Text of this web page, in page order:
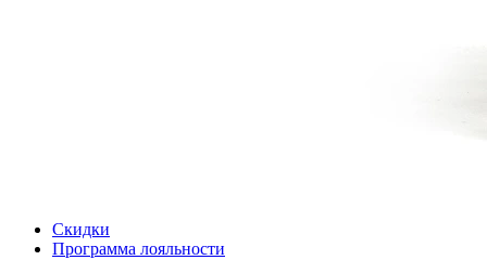
Скидки
Программа лояльности